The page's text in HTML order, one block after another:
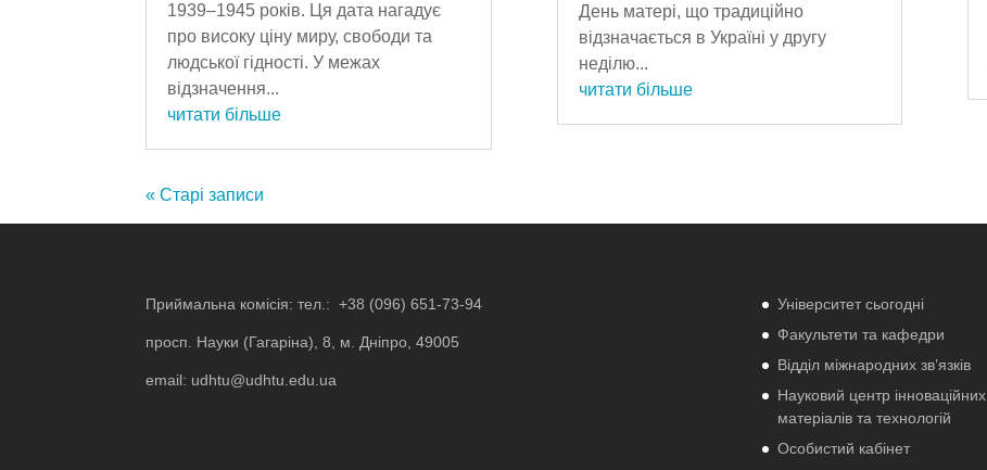
1939–1945 років. Ця дата нагадує
про високу ціну миру, свободи та
людської гідності. У межах
відзначення...
читати більше
День матері, що традиційно
відзначається в Україні у другу
неділю...
читати більше
« Старі записи
Приймальна комісія: тел.:+38 (096) 651-73-94
просп. Науки (Гагаріна), 8, м. Дніпро, 49005
email: udhtu@udhtu.edu.ua
Університет сьогодні
Факультети та кафедри
Відділ міжнародних зв’язків
Науковий центр інноваційних
матеріалів та технологій
Особистий кабінет